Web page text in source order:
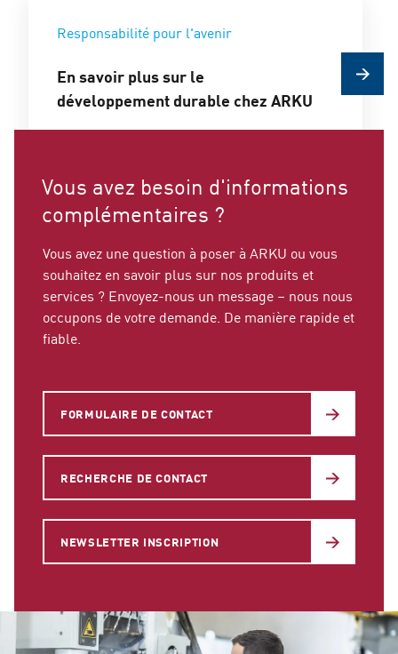
Responsabilité pour l'avenir
En savoir plus sur le
développement durable chez ARKU
Vous avez besoin d'informations
complémentaires ?
Vous avez une question à poser à ARKU ou vous
souhaitez en savoir plus sur nos produits et
services ? Envoyez-nous un message – nous nous
occupons de votre demande. De manière rapide et
fiable.
FORMULAIRE DE CONTACT
RECHERCHE DE CONTACT
NEWSLETTER INSCRIPTION